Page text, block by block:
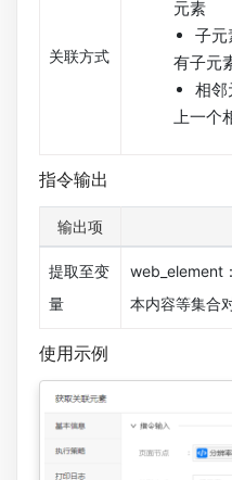
关联方式
元素
子元
有子元
相邻
上一个
指令输出
输出项
提取至变
量
web_element
本内容等集合
使用示例